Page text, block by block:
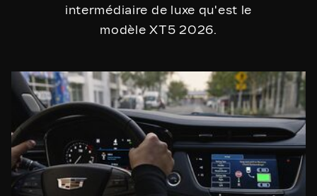
intermédiaire de luxe qu'est le
modèle XT5 2026.